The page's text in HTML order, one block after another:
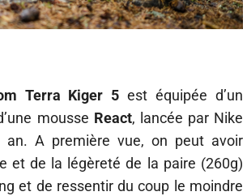
Terra Kiger 5 est équipée d’un
mousse React, lancée par Nike
an. A première vue, on peut avoir
et de la légèreté de la paire (260g)
et de ressentir du coup le moindre